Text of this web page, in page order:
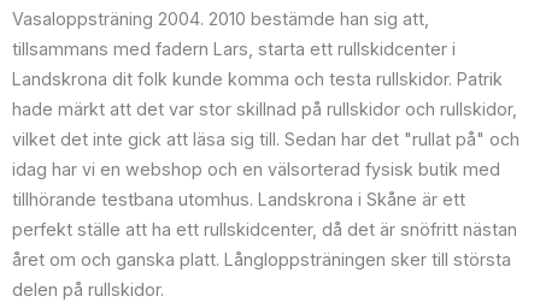
Vasaloppsträning 2004. 2010 bestämde han sig att,
tillsammans med fadern Lars, starta ett rullskidcenter i
Landskrona dit folk kunde komma och testa rullskidor. Patrik
hade märkt att det var stor skillnad på rullskidor och rullskidor,
vilket det inte gick att läsa sig till. Sedan har det "rullat på" och
idag har vi en webshop och en välsorterad fysisk butik med
tillhörande testbana utomhus. Landskrona i Skåne är ett
perfekt ställe att ha ett rullskidcenter, då det är snöfritt nästan
året om och ganska platt. Långloppsträningen sker till största
delen på rullskidor.